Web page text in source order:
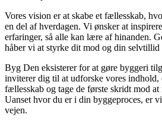
Vores vision er at skabe et fællesskab,
en del af hverdagen. Vi ønsker at
erfaringer, så alle kan lære af hinanden.
håber vi at styrke dit mod og din selvtillid
Byg Den eksisterer for at gøre byggeri
inviterer dig til at udforske vores indhold,
fællesskab og tage de første skridt mod at
Uanset hvor du er i din byggeproces, er
vejen.